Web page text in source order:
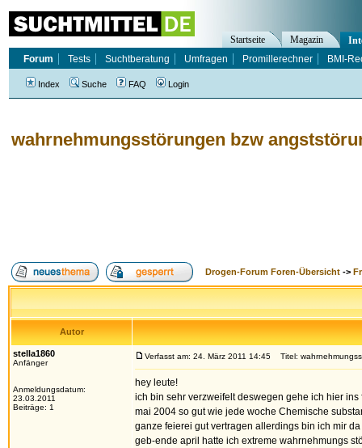
wahrnehmungsstörungen bzw
Drogen-Forum Foren-Übersicht ->
Autor
stella1860
Anfänger
Anmeldungsdatum:
23.03.2011
Beiträge: 1
Verfasst am: 24. März 2011 14:45 Titel:
hey leute!
ich bin sehr verzweifelt deswegen gehe ich hier
mai 2004 so gut wie jede woche Chemische
ganze feierei gut vertragen allerdings bin ich mir
geb-ende april hatte ich extreme wahrnehmungs
Startseite Magazin
Forum
Tests Suchtberatung Umfragen Promillerechner BMI-
Index Suche FAQ Login